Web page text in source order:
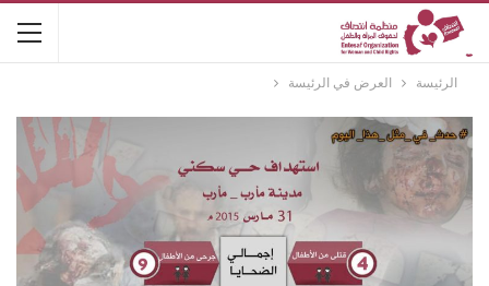
الرئيسة العرض في الرئيسة